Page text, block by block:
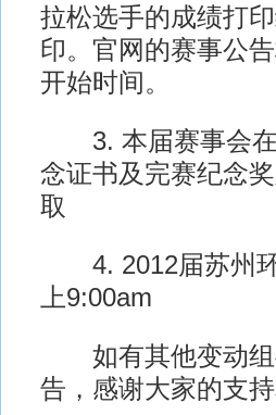
拉松选手的成绩打
印。官网的赛事公
开始时间。
3. 本届赛事会在
念证书及完赛纪念
取
4. 2012届苏州环
上9:00am
如有其他变动组
告，感谢大家的支持